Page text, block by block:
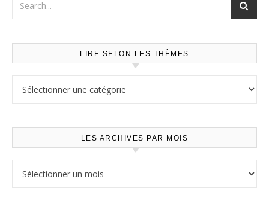
LIRE SELON LES THÈMES
LES ARCHIVES PAR MOIS